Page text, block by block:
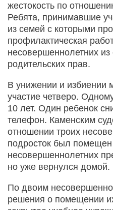
жестокость по
Ребята, принимавшие
из семей с которыми
профилактическая
несовершеннолетних
родительских прав.
В унижении и избиении
участие четверо.
10 лет. Один ребенок
телефон. Каменским
отношении троих
подросток был
несовершеннолетних
но уже вернулся домой.
По двоим
решения о помещении